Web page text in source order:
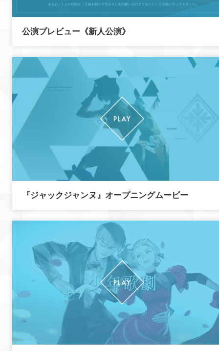
公演プレビュー《新人公演》
『ジャックジャンヌ』オープニングムービー